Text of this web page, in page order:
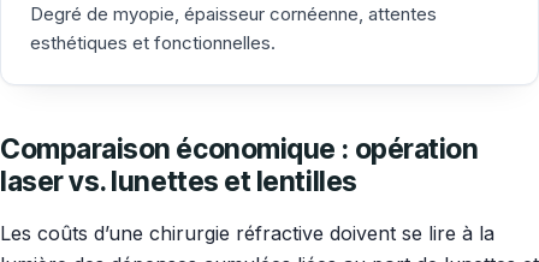
Degré de myopie, épaisseur cornéenne, attentes
esthétiques et fonctionnelles.
Comparaison économique : opération
laser vs. lunettes et lentilles
Les coûts d’une chirurgie réfractive doivent se lire à la